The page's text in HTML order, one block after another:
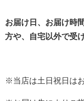
お届け日、お届け時
方や、自宅以外で受
※当店は土日祝日は